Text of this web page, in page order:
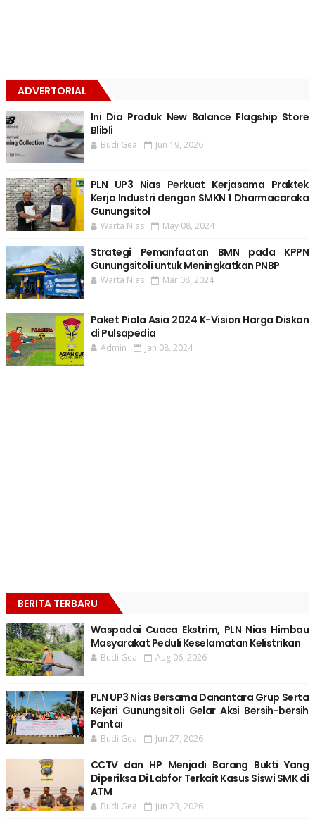
ADVERTORIAL
Ini Dia Produk New Balance Flagship Store
Blibli
Budi Gea Jun 19, 2026
PLN UP3 Nias Perkuat Kerjasama Praktek
Kerja Industri dengan SMKN 1 Dharmacaraka
Gunungsitol
Warta Nias May 08, 2024
Strategi Pemanfaatan BMN pada KPPN
Gunungsitoli untuk Meningkatkan PNBP
Warta Nias Mar 08, 2024
Paket Piala Asia 2024 K-Vision Harga Diskon
di Pulsapedia
Admin Jan 08, 2024
BERITA TERBARU
Waspadai Cuaca Ekstrim, PLN Nias Himbau
Masyarakat Peduli Keselamatan Kelistrikan
Budi Gea Aug 06, 2026
PLN UP3 Nias Bersama Danantara Grup Serta
Kejari Gunungsitoli Gelar Aksi Bersih-bersih
Pantai
Budi Gea Jun 27, 2026
CCTV dan HP Menjadi Barang Bukti Yang
Diperiksa Di Labfor Terkait Kasus Siswi SMK di
ATM
Budi Gea Jun 23, 2026